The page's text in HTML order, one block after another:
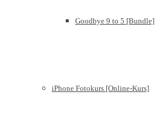
Goodbye 9 to 5 [Bundle]
iPhone Fotokurs [Online-Kurs]